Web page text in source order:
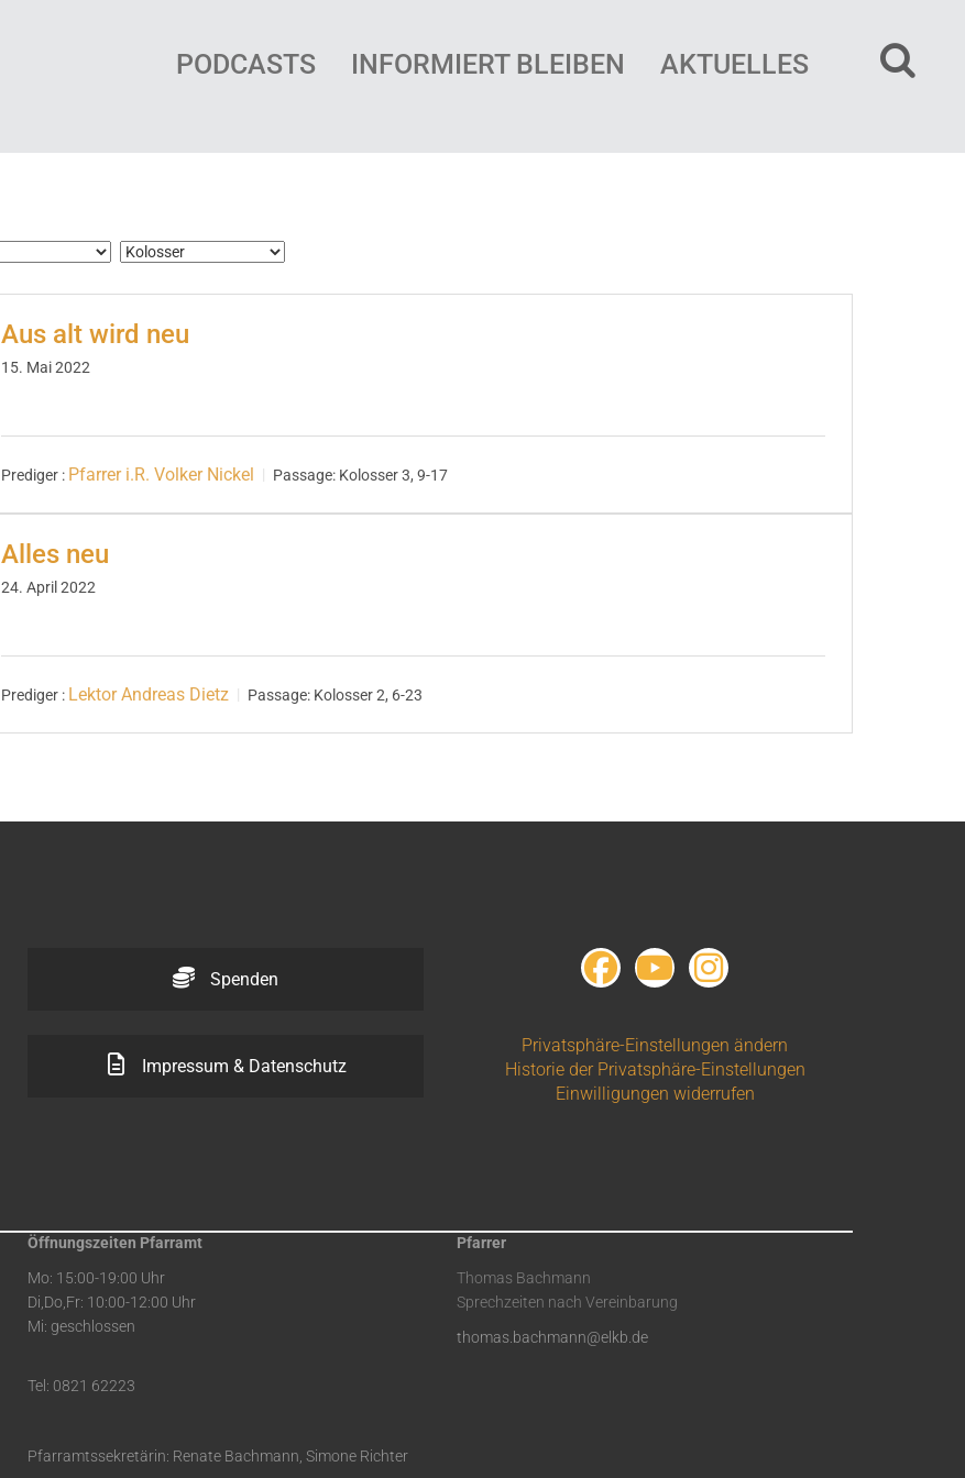
PODCASTS INFORMIERT BLEIBEN AKTUELLES
Aus alt wird neu
15. Mai 2022
Prediger : Pfarrer i.R. Volker Nickel Passage: Kolosser 3, 9-17
Alles neu
24. April 2022
Prediger : Lektor Andreas Dietz Passage: Kolosser 2, 6-23
Spenden
Impressum & Datenschutz
Privatsphäre-Einstellungen ändern
Historie der Privatsphäre-Einstellungen
Einwilligungen widerrufen
Öffnungszeiten Pfarramt
Mo: 15:00-19:00 Uhr
Di,Do,Fr: 10:00-12:00 Uhr
Mi: geschlossen
Tel: 0821 62223
Pfarramtssekretärin: Renate Bachmann, Simone Richter
Pfarrer
Thomas Bachmann
Sprechzeiten nach Vereinbarung
thomas.bachmann@elkb.de